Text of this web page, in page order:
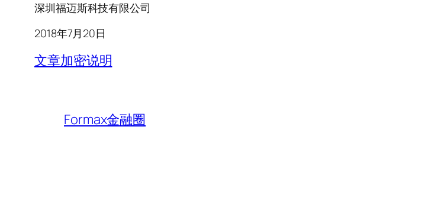
深圳福迈斯科技有限公司
2018年7月20日
文章加密说明
Formax金融圈